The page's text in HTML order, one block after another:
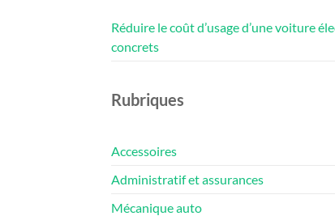
Réduire le coût d’usage d’une voiture
concrets
Rubriques
Accessoires
Administratif et assurances
Mécanique auto